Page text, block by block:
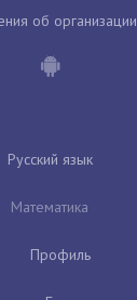
об организации
Русский язык
Математика
Профиль